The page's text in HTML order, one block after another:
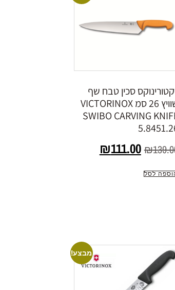
סכין טבח שף
שוויץ 26 סמ VICTORINOX
SWIBO CARVING
₪
₪111.00
לסל
מבצע!